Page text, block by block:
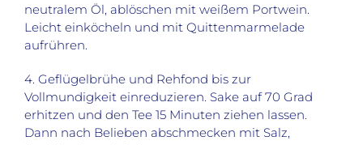
neutralem Öl, ablöschen mit weißem Portwein.
Leicht einköcheln und mit Quittenmarmelade
aufrühren.
4. Geflügelbrühe und Rehfond bis zur
Vollmundigkeit einreduzieren. Sake auf 70 Grad
erhitzen und den Tee 15 Minuten ziehen lassen.
Dann nach Belieben abschmecken mit Salz,